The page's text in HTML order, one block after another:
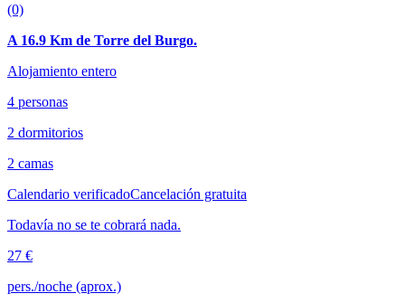
(0)
A 16.9 Km de Torre del Burgo.
Alojamiento entero
4 personas
2 dormitorios
2 camas
Calendario verificadoCancelación gratuita
Todavía no se te cobrará nada.
27 €
pers./noche (aprox.)